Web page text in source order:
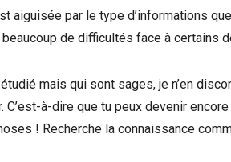
aiguisée par le type d’informations
de difficultés face à certains
mais qui sont sages, je n’en
à-dire que tu peux devenir
! Recherche la connaissance